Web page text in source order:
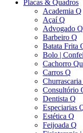
Placas & Quadros
Academia Q
Açaí Q
Advogado Q
Barbeiro Q
Batata Frita
Bolo |
Cachorro
Carros Q
Churrascaria
Consultório
Dentista Q
Especiarias
Estética Q
Feijoada Q